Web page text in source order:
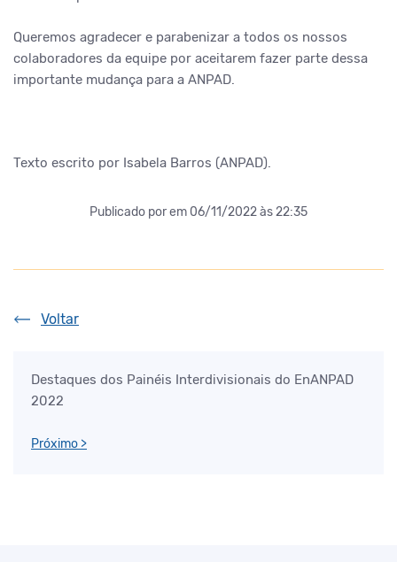
Queremos agradecer e parabenizar a todos os nossos
colaboradores da equipe por aceitarem fazer parte dessa
importante mudança para a ANPAD.
Texto escrito por Isabela Barros (ANPAD).
Publicado porem 06/11/2022 às 22:35
Voltar
Destaques dos Painéis Interdivisionais do EnANPAD
2022
Próximo >